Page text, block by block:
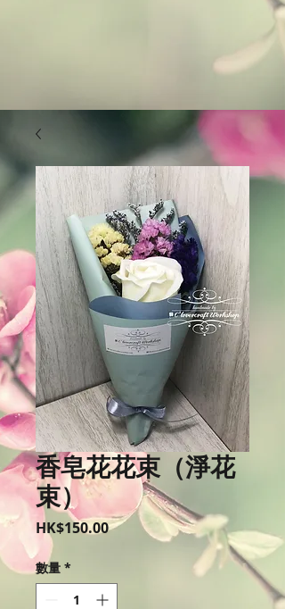
香皂花花束（淨花
束）
HK$150.00價
數量 *